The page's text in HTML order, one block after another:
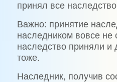
принял все
Важно: принятие
наследником вовсе не
наследство приняли и
тоже.
Наследник, получив